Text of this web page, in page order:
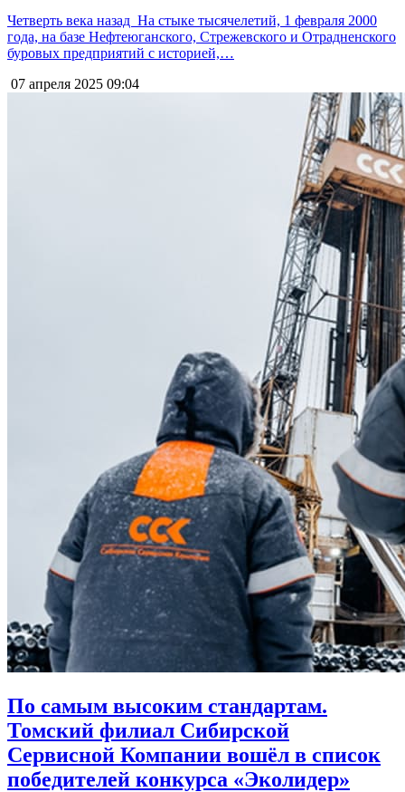
Четверть века назад На стыке тысячелетий, 1 февраля 2000
года, на базе Нефтеюганского, Стрежевского и Отрадненского
буровых предприятий с историей,…
07 апреля 2025 09:04
По самым высоким стандартам.
Томский филиал Сибирской
Сервисной Компании вошёл в список
победителей конкурса «Эколидер»